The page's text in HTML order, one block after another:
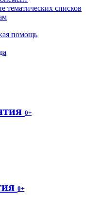
тематических списков
помощь
0+
0+